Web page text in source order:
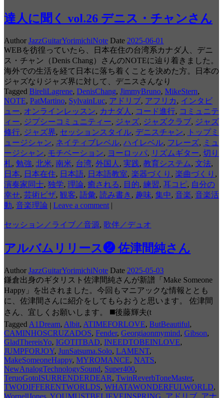
達人に聞く vol.26 デニス・チャンさん
Author JazzGuitarYorimichiNote Date 2025-06-01
WEBを彷徨っていたら、日本在住の台湾系カナダ人、デニ
ス・チャン（Denis Chang）さんのNOTEに辿り着きました。
海外での生活を経て日本に落ち着くことを決めた方。日本の
ジャズなりジャズ界に対して、デニスさんなり
Tagged BireliLagrene, DenisChang, JimmyBruno, MikeStern,
NOTE, PatMartino, SylvainLuc, アドリブ, アフリカ, インタビ
ュー, オンラインレッスン, カナダ人 , コード進行, コミュニテ
ィー, ジプシーコミュニティー, ジャズ, ジャズクラブ, ジャズ
修行, ジャズ界, セッションスタイル, デニスチャン,
トップミ
ュージシャン, ネイティブレベル, ハイレベル, フレーズ, ミュ
ージシャン, モチベーション, ヨーロッパ, リズムギター, 切り
札, 勉強, 北米, 南米, 台湾, 外国人 , 実践, 教育システム, 文法,
日本, 日本在住, 日本語, 日本語教室, 楽器づくり , 楽曲づくり ,
演奏家同士, 独学, 理論, 癒される, 目的, 練習, 耳コピ, 自分の
幸せ, 芸術ビザ, 観客, 語彙, 読み書き , 趣味, 集中, 音楽, 音楽活
動, 音楽理論 | Leave a comment |
セッション／ライブ／音源, 歌伴／デュオ
アルバムリリース❷ 佐津間純さん
Author JazzGuitarYorimichiNote Date 2025-05-03
鎌倉出身のギタリスト佐津間純さんが新譜「Make Someone
Happy」を出されました。今回もマニアックな情報ととも
に、佐津間さんに紹介をしてもらおうと思います。 佐津間
さん、宜しくお願いします。 ◼️後藤輝夫(t
Tagged A1Dream, Albit, ATIMEFORLOVE, ButBeautiful,
CAMINHOSCRUZADOS, Fender, Georgiaonmymind, Gibson,
GladThereisYo, IGOTITBAD, INEEDTOBEINLOVE,
JUMPFORJOY, JunSatsuma.Solo, LAMENT,
MakeSomeoneHappy, MYROMANCE, NATS,
NewAnalogTechnologySound, Super400,
TeruoGotoISURRENDERDEAR, TwinReverbToneMaster,
TWODIFFERENTWORLDS, WHATAWONDERFULWORLD,
WornellJones YOUMUSTBELIEVEINSPRING アドリブ アナ